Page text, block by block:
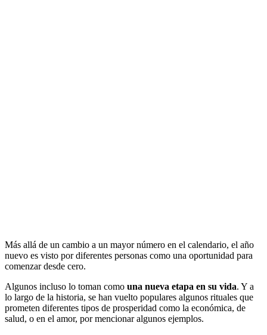
Más allá de un cambio a un mayor número en el calendario, el año
nuevo es visto por diferentes personas como una oportunidad para
comenzar desde cero.
Algunos incluso lo toman como una nueva etapa en su vida. Y a
lo largo de la historia, se han vuelto populares algunos rituales que
prometen diferentes tipos de prosperidad como la económica, de
salud, o en el amor, por mencionar algunos ejemplos.